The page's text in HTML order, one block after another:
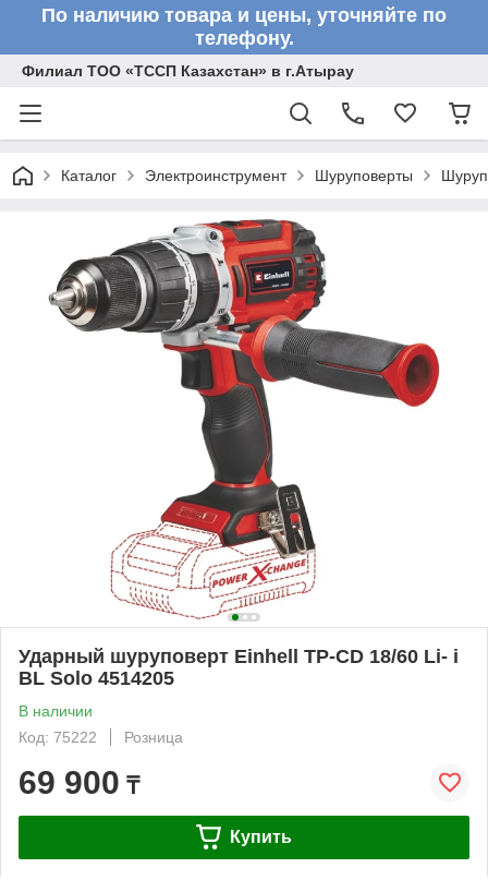
По наличию товара и цены, уточняйте по
телефону.
Филиал ТОО «ТССП Казахстан» в г.Атырау
Каталог Электроинструмент Шуруповерты
Ударный шуруповерт Einhell TP-CD 18/60 Li- i
BL Solo 4514205
В наличии
Код: 75222
Розница
69 900 ₸
Купить